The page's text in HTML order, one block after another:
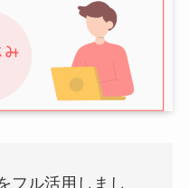
フル活用しまし